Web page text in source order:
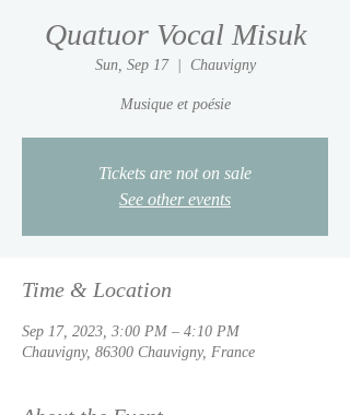
Quatuor Vocal Misuk
Sun, Sep 17
  |
Chauvigny
Musique et poésie
Tickets are not on sale
See other events
Time & Location
Sep 17, 2023, 3:00 PM – 4:10 PM
Chauvigny, 86300 Chauvigny, France